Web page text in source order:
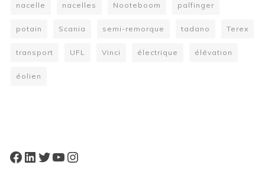
nacelle nacelles Nooteboom palfinger
potain Scania semi-remorque tadano Terex
transport UFL Vinci électrique élévation
éolien
Facebook
LinkedIn
Twitter
YouTube
Instagram